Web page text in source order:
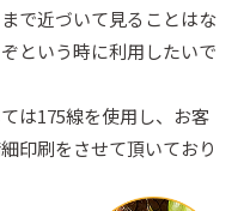
で近づいて見ることはな
という時に利用したいで
は175線を使用し、お客
印刷をさせて頂いており